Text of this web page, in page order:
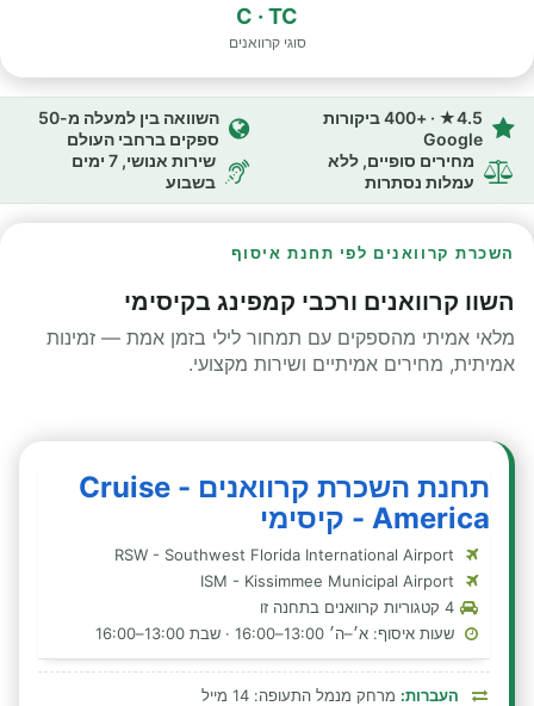
C · TC
סוגי קרוואנים
4.5★ · +400 ביקורות
Google
השוואה בין למעלה מ-50
ספקים ברחבי העולם
מחירים סופיים, ללא
עמלות נסתרות
שירות אנושי, 7 ימים
בשבוע
השכרת קרוואנים לפי תחנת איסוף
השוו קרוואנים ורכבי קמפינג בקיסימי
מלאי אמיתי מהספקים עם תמחור לילי בזמן אמת — זמינות
אמיתית, מחירים אמיתיים ושירות מקצועי.
תחנת השכרת קרוואנים - Cruise
America - קיסימי
שעות איסוף: א׳–ה׳ 13:00–16:00 · שבת 13:00–16:00
העברות: מרחק מנמל התעופה: 14 מייל